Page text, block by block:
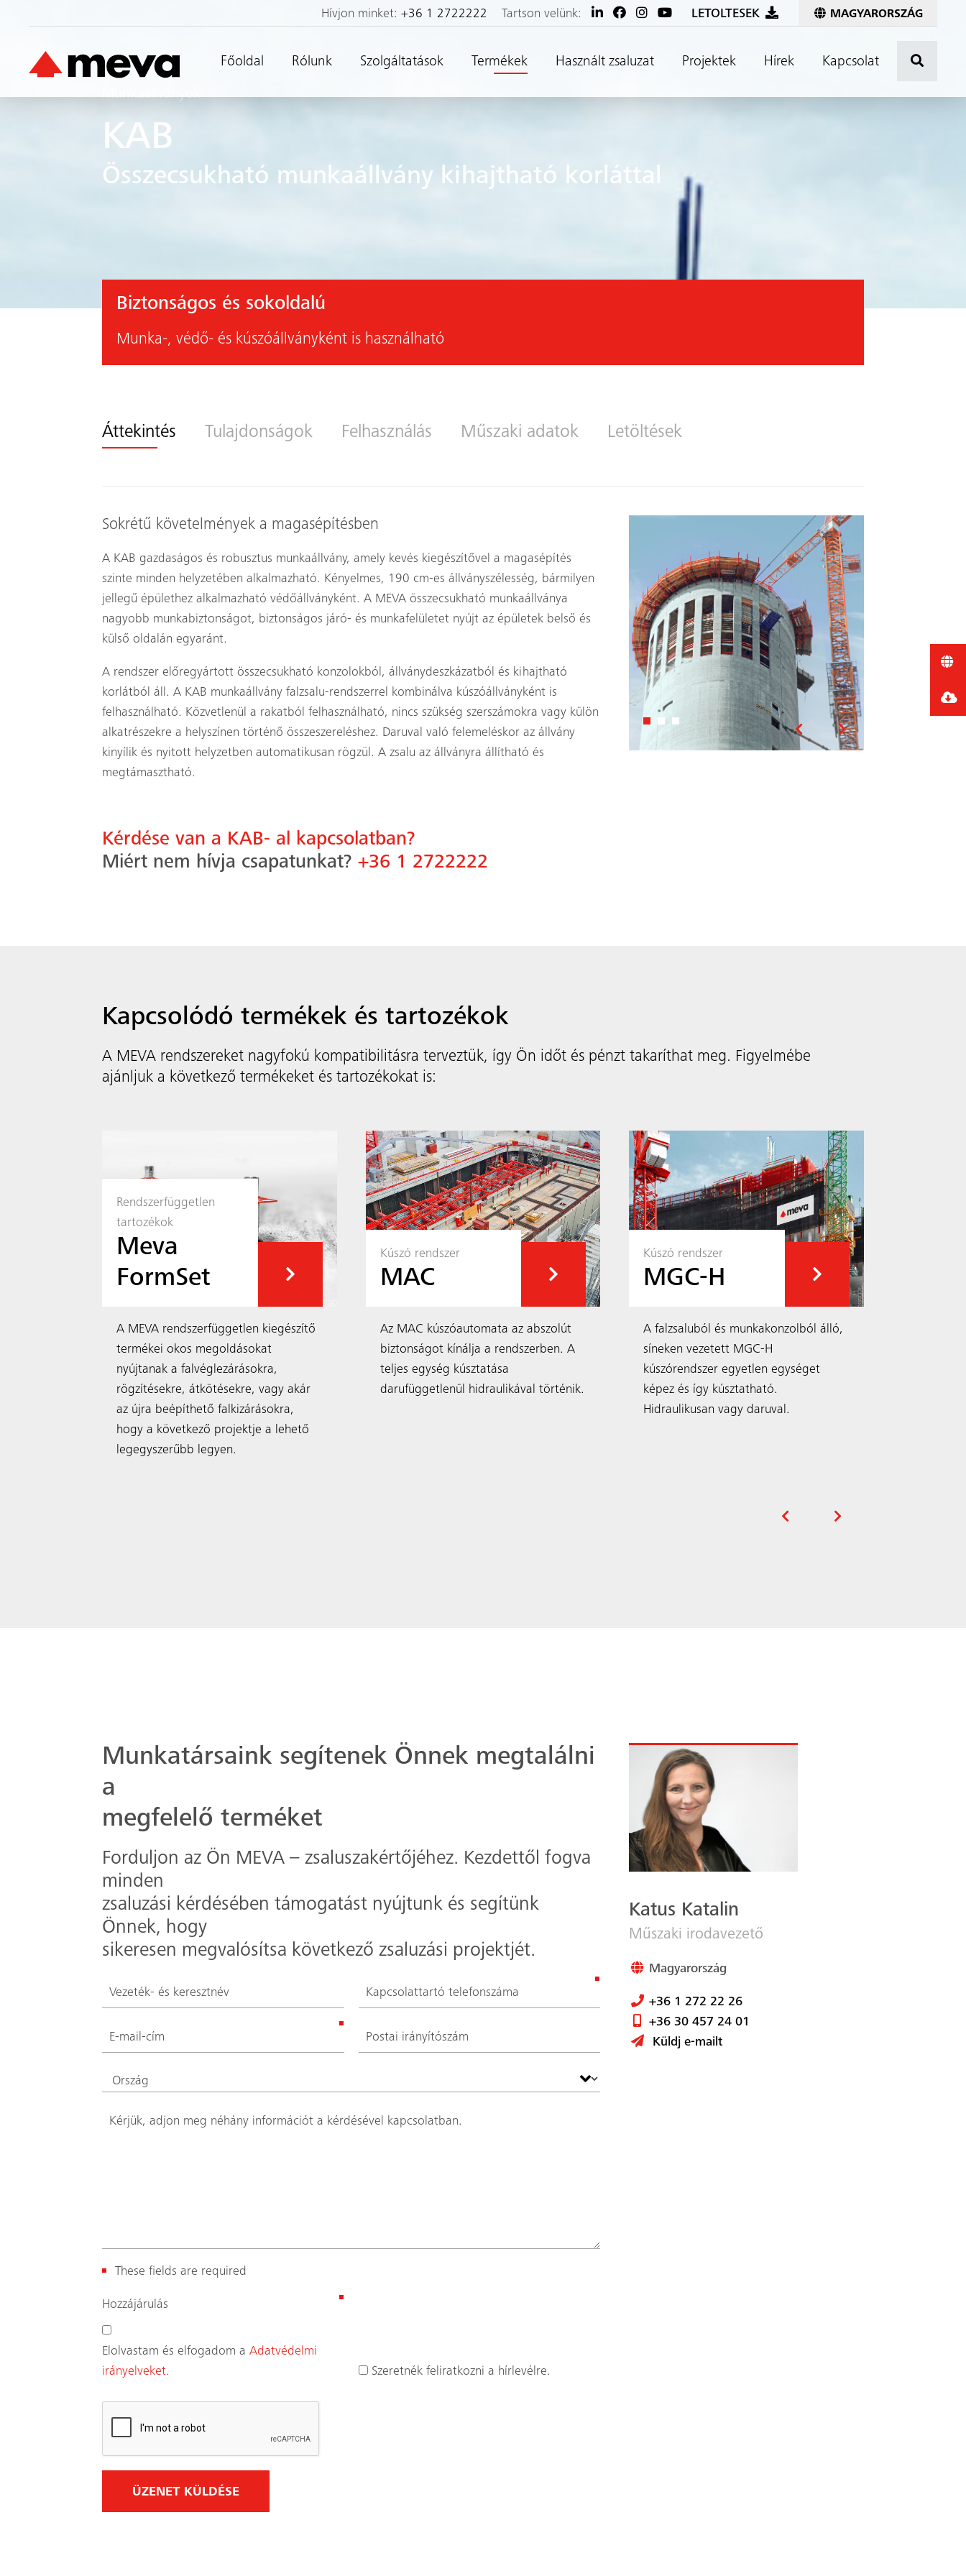
Hívjon minket:+36 1 2722222 Tartson velünk: LETOLTESEK MAGYARORSZÁG
Főoldal Rólunk Szolgáltatások Termékek Használt zsaluzat Projektek Hírek Kapcsolat
Munkaállványok
KAB
Összecsukható munkaállvány kihajtható korláttal
Biztonságos és sokoldalú
Munka-, védő- és kúszóállványként is használható
Áttekintés Tulajdonságok Felhasználás Műszaki adatok Letöltések
Sokrétű követelmények a magasépítésben
A KAB gazdaságos és robusztus munkaállvány, amely kevés kiegészítővel a magasépítés
szinte minden helyzetében alkalmazható. Kényelmes, 190 cm-es állványszélesség, bármilyen
jellegű épülethez alkalmazható védőállványként. A MEVA összecsukható munkaállványa
nagyobb munkabiztonságot, biztonságos járó- és munkafelületet nyújt az épületek belső és
külső oldalán egyaránt.
A rendszer előregyártott összecsukható konzolokból, állványdeszkázatból és kihajtható
korlátból áll. A KAB munkaállvány falzsalu-rendszerrel kombinálva kúszóállványként is
felhasználható. Közvetlenül a rakatból felhasználható, nincs szükség szerszámokra vagy külön
alkatrészekre a helyszínen történő összeszereléshez. Daruval való felemeléskor az állvány
kinyílik és nyitott helyzetben automatikusan rögzül. A zsalu az állványra állítható és
megtámasztható.
Kérdése van a KAB- al kapcsolatban?
Miért nem hívja csapatunkat? +36 1 2722222
Előző Következő
Kapcsolódó termékek és tartozékok
A MEVA rendszereket nagyfokú kompatibilitásra terveztük, így Ön időt és pénzt takaríthat meg. Figyelmébe
ajánljuk a következő termékeket és tartozékokat is:
Rendszerfüggetlen
tartozékok
Meva
FormSet
A MEVA rendszerfüggetlen kiegészítő
termékei okos megoldásokat
nyújtanak a falvéglezárásokra,
rögzítésekre, átkötésekre, vagy akár
az újra beépíthető falkizárásokra,
hogy a következő projektje a lehető
legegyszerűbb legyen.
Kúszó rendszer
MAC
Az MAC kúszóautomata az abszolút
biztonságot kínálja a rendszerben. A
teljes egység kúsztatása
darufüggetlenül hidraulikával történik.
Kúszó rendszer
MGC-H
A falzsaluból és munkakonzolból álló,
síneken vezetett MGC-H
kúszórendszer egyetlen egységet
képez és így kúsztatható.
Hidraulikusan vagy daruval.
Munkatársaink segítenek Önnek megtalálni
a
megfelelő terméket
Forduljon az Ön MEVA – zsaluszakértőjéhez. Kezdettől fogva
minden
zsaluzási kérdésében támogatást nyújtunk és segítünk
Önnek, hogy
sikeresen megvalósítsa következő zsaluzási projektjét.
These fields are required
Hozzájárulás
l
e
)
Elolvastam és elfogadom a Adatvédelmi
irányelveket.
Szeretnék feliratkozni a hírlevélre.
Katus Katalin
Műszaki irodavezető
Magyarország
+36 1 272 22 26
+36 30 457 24 01
Küldj e-mailt